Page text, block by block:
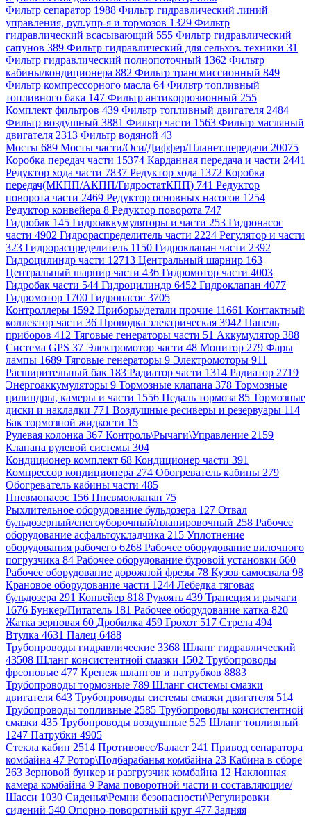
Фильтр сепаратор 1988 Фильтр гидравлический линий
управления, рул.упр-я и тормозов 1329 Фильтр
гидравлический всасывающий 555 Фильтр гидравлический
сапунов 389 Фильтр гидравлический для сельхоз. техники 31
Фильтр гидравлический полнопоточный 1362 Фильтр
кабины/кондиционера 882 Фильтр трансмиссионный 849
Фильтр компрессорного масла 64 Фильтр топливный
топливного бака 147 Фильтр антикоррозионный 255
Комплект фильтров 439 Фильтр топливный двигателя 2484
Фильтр воздушный 3881 Фильтр части 1563 Фильтр масляный
двигателя 2313 Фильтр водяной 43
Мосты 689 Мосты части/Оси/Диффер/Планет.передачи 20075
Коробка передач части 15374 Карданная передача и части 2441
Редуктор хода части 7837 Редуктор хода 1372 Коробка
передач(МКПП/АКПП/ГидростатКПП) 741 Редуктор
поворота части 2469 Редуктор основных насосов 1254
Редуктор конвейера 8 Редуктор поворота 747
Гидробак 145 Гидроаккумуляторы и части 253 Гидронасос
части 4902 Гидрораспределитель части 2224 Регулятор и части
323 Гидрораспределитель 1150 Гидроклапан части 2392
Гидроцилиндр части 12713 Центральный шарнир 163
Центральный шарнир части 436 Гидромотор части 4003
Гидробак части 544 Гидроцилиндр 6452 Гидроклапан 4077
Гидромотор 1700 Гидронасос 3705
Контроллеры 1592 Приборы/детали прочие 11661 Контактный
коллектор части 36 Проводка электрическая 3942 Панель
приборов 412 Тяговые генераторы части 51 Аккумулятор 388
Система GPS 37 Электромотор части 48 Монитор 279 Фары
лампы 1689 Тяговые генераторы 9 Электромоторы 911
Расширительный бак 183 Радиатор части 1314 Радиатор 2719
Энергоаккумуляторы 9 Тормозные клапана 378 Тормозные
цилиндры, камеры и части 1556 Педаль тормоза 85 Тормозные
диски и накладки 771 Воздушные ресиверы и резервуары 114
Бак тормозной жидкости 15
Рулевая колонка 367 Контроль\Рычаги\Управление 2159
Клапана рулевой системы 304
Кондиционер комплект 68 Кондиционер части 391
Компрессор кондиционера 274 Обогреватель кабины 279
Обогреватель кабины части 485
Пневмонасос 156 Пневмоклапан 75
Рыхлительное оборудование бульдозера 127 Отвал
бульдозерный/снегоуборочный/планировочный 258 Рабочее
оборудование асфальтоукладчика 215 Уплотнение
оборудования рабочего 6268 Рабочее оборудование вилочного
погрузчика 84 Рабочее оборудование буровой установки 660
Рабочее оборудование дорожной фрезы 78 Кузов самосвала 98
Крановое оборудование части 1244 Лебедка тяговая
бульдозера 291 Конвейер 818 Рукоять 439 Трапеция и рычаги
1676 Бункер/Питатель 181 Рабочее оборудование катка 820
Жатка зерновая 60 Дробилка 459 Грохот 517 Стрела 494
Втулка 4631 Палец 6488
Трубопроводы гидравлические 3368 Шланг гидравлический
43508 Шланг консистентной смазки 1502 Трубопроводы
фреоновые 477 Крепеж шлангов и патрубков 8883
Трубопроводы тормозные 789 Шланг системы смазки
двигателя 643 Трубопроводы системы смазки двигателя 514
Трубопроводы топливные 2585 Трубопроводы консистентной
смазки 435 Трубопроводы воздушные 525 Шланг топливный
1247 Патрубки 4905
Стекла кабин 2514 Противовес/Баласт 241 Привод сепаратора
комбайна 47 Ротор\Подбарабанья комбайна 23 Кабина в сборе
263 Зерновой бункер и разгрузчик комбайна 12 Наклонная
камера комбайна 9 Рама поворотной части и составляющие/
Шасси 1030 Сиденья\Ремни безопасности\Регулировки
сидений 540 Опорно-поворотный круг 477 Задняя